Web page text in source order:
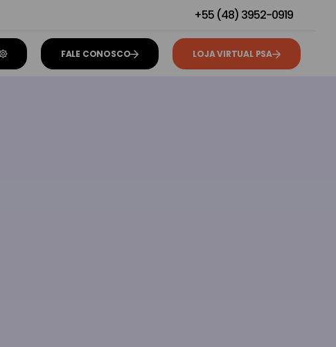
+55 (48) 3952-0919
FALE CONOSCO LOJA VIRTUAL PSA